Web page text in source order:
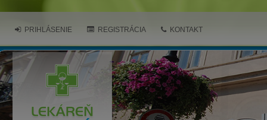
PRIHLÁSENIE REGISTRÁCIA KONTAKT